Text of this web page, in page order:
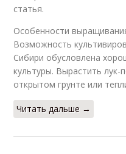
статья.
Особенности
Возможность
Сибири обусловлена
культуры. Вырастить
открытом грунте или
Читать дальше →